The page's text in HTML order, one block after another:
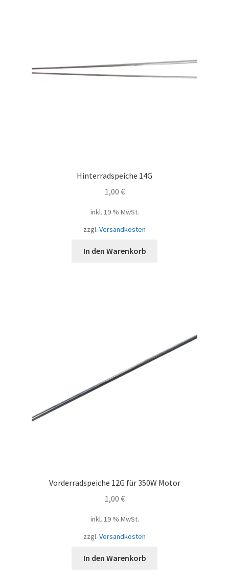
Hinterradspeiche 14G
1,00 €
inkl. 19 % MwSt.
zzgl. Versandkosten
In den Warenkorb
Vorderradspeiche 12G für 350W Motor
1,00 €
inkl. 19 % MwSt.
zzgl. Versandkosten
In den Warenkorb